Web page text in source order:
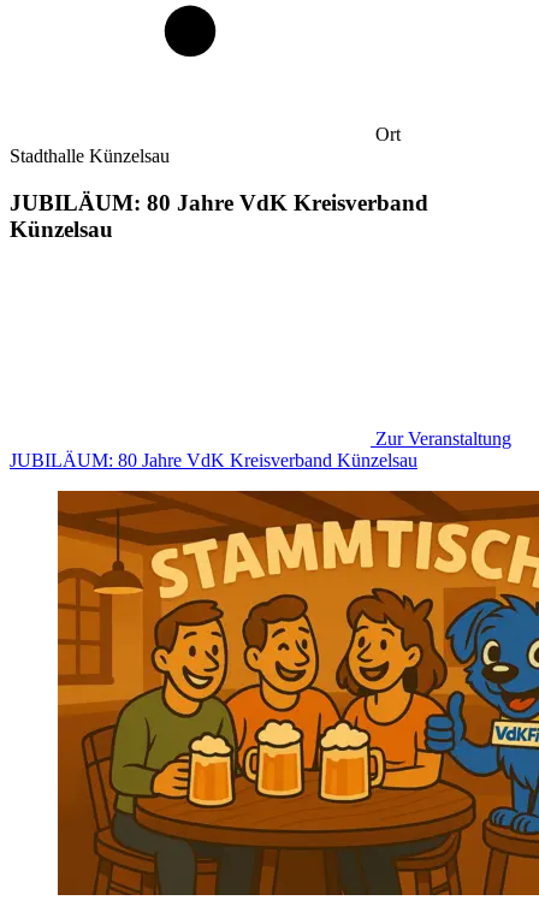
Ort
Stadthalle Künzelsau
JUBILÄUM: 80 Jahre VdK Kreisverband
Künzelsau
Zur Veranstaltung
JUBILÄUM: 80 Jahre VdK Kreisverband Künzelsau